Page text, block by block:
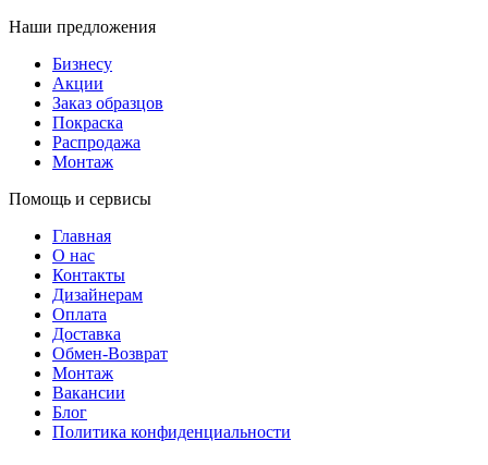
Наши предложения
Бизнесу
Акции
Заказ образцов
Покраска
Распродажа
Монтаж
Помощь и сервисы
Главная
О нас
Контакты
Дизайнерам
Оплата
Доставка
Обмен-Возврат
Монтаж
Вакансии
Блог
Политика конфиденциальности